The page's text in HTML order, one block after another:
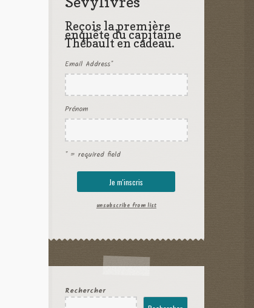
Reçois la première
enquête du capitaine
Thébault en cadeau.
Email Address*
Prénom
* = required field
unsubscribe from list
Rechercher